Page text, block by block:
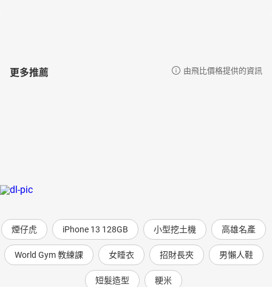
更多推薦 由飛比價格提供的資訊
煙仔虎 iPhone 13 128GB 小型挖土機 高雄名產
World Gym 教練課 女睡衣 招財長夾 男懶人鞋
短髮造型 粳米